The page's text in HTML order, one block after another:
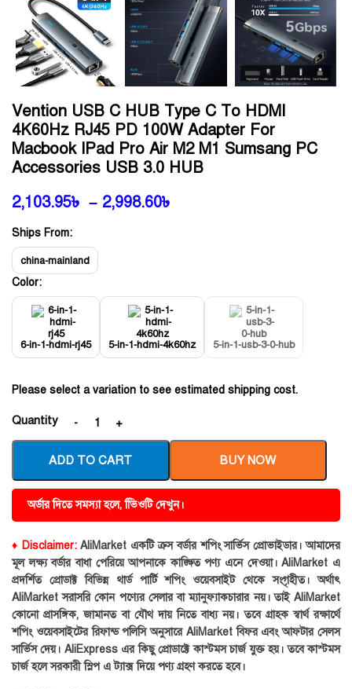
Vention USB C HUB Type C To HDMI
4K60Hz RJ45 PD 100W Adapter For
Macbook IPad Pro Air M2 M1 Sumsang PC
Accessories USB 3.0 HUB
2,103.95৳ – 2,998.60৳
Ships From:
china-mainland
Color:
6-in-1-hdmi-rj45 5-in-1-hdmi-4k60hz 5-in-1-usb-3-0-hub
Please select a variation to see estimated shipping cost.
Quantity
ADD TO CART BUY NOW
অর্ডার দিতে সমস্যা হলে, ভিিওটি দেখুন।
♦ Disclaimer:AliMarket একটি ক্রস বর্ডার শপিং সার্ভিস প্রোভাইডার। আমাদের
মূল লক্ষ্য বর্ডার বাধা পেরিয়ে আপনাকে কাঙ্ক্ষিত পণ্য এনে দেওয়া। AliMarket এ
প্রদর্শিত প্রোডাক্ট বিভিন্ন থার্ড পার্টি শপিং ওয়েবসাইট থেকে সংগৃহীত। অর্থাৎ
AliMarket সরাসরি কোন পণ্যের সেলার বা ম্যানুফ্যাকচারার নয়। তাই AliMarket
কোনো প্রাসঙ্গিক, জামানত বা যৌথ দায় নিতে বাধ্য নয়। তবে গ্রাহক স্বার্থ রক্ষার্থে
শপিং ওয়েবসাইটের রিফান্ড পলিসি অনুসারে AliMarket বিফর এবং আফটার সেলস
সার্ভিস দেয়। AliExpress এর কিছু প্রোডাক্টে কাস্টমস চার্জ যুক্ত হয়। তবে কাস্টমস
চার্জ হলে সরকারী স্লিপ এ ট্যাক্স দিয়ে পণ্য গ্রহণ করতে হবে।